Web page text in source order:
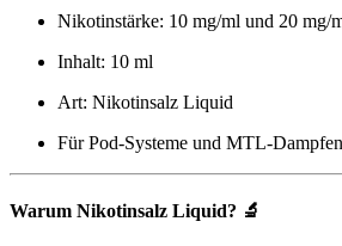
Nikotinstärke: 10 mg/ml und 20 mg/
Inhalt: 10 ml
Art: Nikotinsalz Liquid
Für Pod-Systeme und MTL-
Warum Nikotinsalz Liquid? 🔬